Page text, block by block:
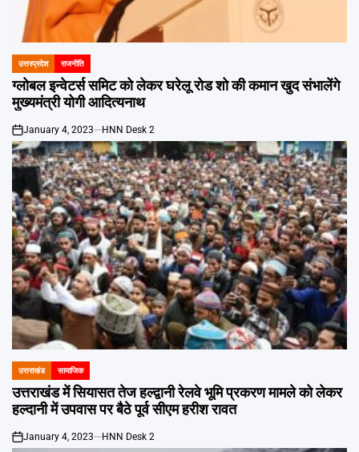
POSTED
IN
उत्तरप्रदेश राजनीति
ग्लोबल इन्वेटर्स समिट को लेकर घरेलू रोड शो की कमान खुद संभालेंगे
मुख्यमंत्री योगी आदित्यनाथ
on
January 4, 2023 HNN Desk 2
POSTED
IN
उत्तराखंड सामाजिक
उत्तराखंड में सियासत तेज हल्द्वानी रेलवे भूमि प्रकरण मामले को लेकर
हल्दानी में उपवास पर बैठे पूर्व सीएम हरीश रावत
on
January 4, 2023 HNN Desk 2